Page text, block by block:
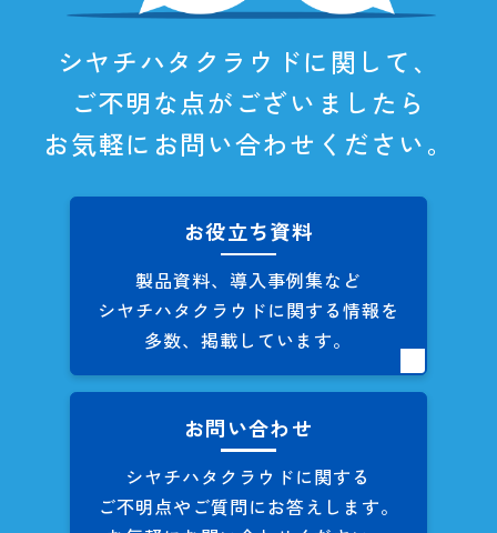
シヤチハタクラウドに関して、
ご不明な点がございましたら
お気軽にお問い合わせください。
お役立ち資料
製品資料、導入事例集など
シヤチハタクラウドに関する情報を
多数、掲載しています。
お問い合わせ
シヤチハタクラウドに関する
ご不明点やご質問にお答えします。